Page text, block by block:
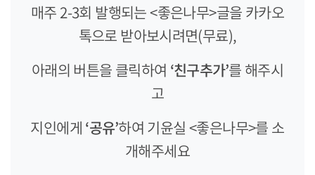
매주 2-3회 발행되는 <좋은나무>글을 카카오
톡으로 받아보시려면(무료),
아래의 버튼을 클릭하여 ‘친구추가’를 해주시
고
지인에게‘공유’하여 기윤실 <좋은나무>를 소
개해주세요